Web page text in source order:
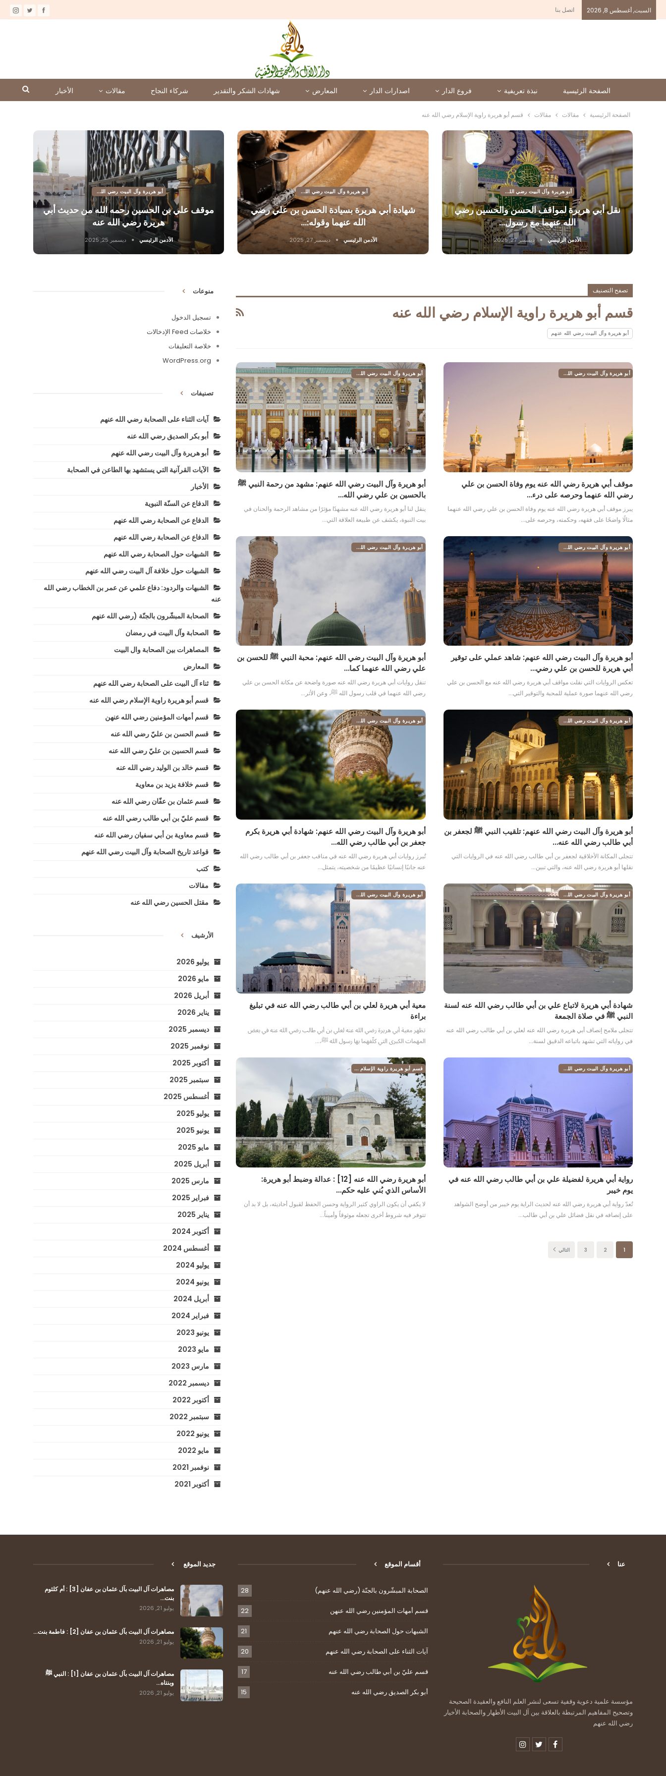
السبت, أغسطس 8, 2026 اتصل بنا
الصفحة الرئيسية نبذة تعريفية فروع الدار اصدارات الدار المعارض شهادات الشكر والتقدير شركاء النجاح مقالات الأخبار
الصفحة الرئيسية مقالات مقالات قسم أبو هريرة راوية الإسلام رضي الله عنه
أبو هريرة وآل البيت رضي الله عنهم
نقل أبي هريرة لمواقف الحسن والحسين رضي
الله عنهما مع رسول…
الآدمن الرئيسي ديسمبر 27, 2025
أبو هريرة وآل البيت رضي الله عنهم
شهادة أبي هريرة بسيادة الحسن بن علي رضي
الله عنهما وقوله:…
الآدمن الرئيسي ديسمبر 27, 2025
أبو هريرة وآل البيت رضي الله عنهم
موقف علي بن الحسين رحمه الله من حديث أبي
هريرة رضي الله عنه
الآدمن الرئيسي ديسمبر 25, 2025
تصفح التصنيف
قسم أبو هريرة راوية الإسلام رضي الله عنه
أبو هريرة وآل البيت رضي الله عنهم
أبو هريرة وآل البيت رضي الله عنهم
موقف أبي هريرة رضي الله عنه يوم وفاة الحسن بن علي
رضي الله عنهما وحرصه على درء…
يبرز موقف أبي هريرة رضي الله عنه يوم وفاة الحسن بن علي رضي الله عنهما
مثالًا واضحًا على فقهه، وحكمته، وحرصه على…
أبو هريرة وآل البيت رضي الله عنهم
أبو هريرة وآل البيت رضي الله عنهم: مشهد من رحمة النبي ﷺ
بالحسين بن علي رضي الله…
ينقل لنا أبو هريرة رضي الله عنه مشهدًا مؤثرًا من مشاهد الرحمة والحنان في
بيت النبوة، يكشف عن طبيعة العلاقة التي…
أبو هريرة وآل البيت رضي الله عنهم
أبو هريرة وآل البيت رضي الله عنهم: شاهد عملي على توقير
أبي هريرة للحسن بن علي رضي…
تعكس الروايات التي نقلت مواقف أبي هريرة رضي الله عنه مع الحسن بن علي
رضي الله عنهما صورة عملية للمحبة والتوقير التي…
أبو هريرة وآل البيت رضي الله عنهم
أبو هريرة وآل البيت رضي الله عنهم: محبة النبي ﷺ للحسن بن
علي رضي الله عنهما كما…
تنقل روايات أبي هريرة رضي الله عنه صورة واضحة عن مكانة الحسن بن علي
رضي الله عنهما في قلب رسول الله ﷺ، وعن الأثر…
أبو هريرة وآل البيت رضي الله عنهم
أبو هريرة وآل البيت رضي الله عنهم: تلقيب النبي ﷺ لجعفر بن
أبي طالب رضي الله عنه…
تتجلى المكانة الأخلاقية لجعفر بن أبي طالب رضي الله عنه في الروايات التي
نقلها أبو هريرة رضي الله عنه، والتي تبين…
أبو هريرة وآل البيت رضي الله عنهم
أبو هريرة وآل البيت رضي الله عنهم: شهادة أبي هريرة بكرم
جعفر بن أبي طالب رضي الله…
تُبرز روايات أبي هريرة رضي الله عنه في مناقب جعفر بن أبي طالب رضي الله
عنه جانبًا إنسانيًا عظيمًا من شخصيته، يتمثل…
أبو هريرة وآل البيت رضي الله عنهم
شهادة أبي هريرة لاتباع علي بن أبي طالب رضي الله عنه لسنة
النبي ﷺ في صلاة الجمعة
تتجلى ملامح إنصاف أبي هريرة رضي الله عنه لعلي بن أبي طالب رضي الله عنه
في رواياته التي تشهد باتباعه الدقيق لسنة…
أبو هريرة وآل البيت رضي الله عنهم
معية أبي هريرة لعلي بن أبي طالب رضي الله عنه في تبليغ
براءة
تظهر معية أبي هريرة رضي الله عنه لعلي بن أبي طالب رضي الله عنه في بعض
المهمات الكبرى التي كلّفهما بها رسول الله ﷺ،…
أبو هريرة وآل البيت رضي الله عنهم
رواية أبي هريرة لفضيلة علي بن أبي طالب رضي الله عنه في
يوم خيبر
تُعدّ رواية أبي هريرة رضي الله عنه لحديث الراية يوم خيبر من أوضح الشواهد
على إنصافه في نقل فضائل علي بن أبي طالب…
قسم أبو هريرة راوية الإسلام رضي الله عنه
أبو هريرة رضي الله عنه [12] : عدالة وضبط أبو هريرة:
الأساس الذي بُني عليه حكم…
لا يكفي أن يكون الراوي كثير الرواية وحسن الحفظ لقبول أحاديثه، بل لا بد أن
تتوفر فيه شروط أخرى تجعله موثوقاً وأميناً…
1
2
3 التالي
منوعات
تسجيل الدخول
خلاصات Feed الإدخالات
خلاصة التعليقات
WordPress.org
تصنيفات
آيات الثناء على الصحابة رضي الله عنهم
أبو بكر الصديق رضي الله عنه
أبو هريرة وآل البيت رضي الله عنهم
الآيات القرآنية التي يستشهد بها الطاعن في الصحابة
الأخبار
الدفاع عن السنّة النبوية
الدفاع عن الصحابة رضي الله عنهم
الدفاع عن الصحابة رضي الله عنهم
الشبهات حول الصحابة رضي الله عنهم
الشبهات حول خلافة آل البيت رضي الله عنهم
الشبهات والردود: دفاع علمي عن عمر بن الخطاب رضي الله
عنه
الصحابة المبشّرون بالجنّة (رضي الله عنهم
الصحابة وآل البيت في رمضان
المصاهرات بين الصحابة وال البيت
المعارض
ثناء آل البيت على الصحابة رضي الله عنهم
قسم أبو هريرة راوية الإسلام رضي الله عنه
قسم أمهات المؤمنين رضي الله عنهن
قسم الحسن بن عليّ رضي الله عنه
قسم الحسين بن عليّ رضي الله عنه
قسم خالد بن الوليد رضي الله عنه
قسم خلافة يزيد بن معاوية
قسم عثمان بن عفّان رضي الله عنه
قسم عليّ بن أبي طالب رضي الله عنه
قسم معاوية بن أبي سفيان رضي الله عنه
قواعد تاريخ الصحابة وآل البيت رضي الله عنهم
كتب
مقالات
مقتل الحسين رضي الله عنه
الأرشيف
يوليو 2026
مايو 2026
أبريل 2026
يناير 2026
ديسمبر 2025
نوفمبر 2025
أكتوبر 2025
سبتمبر 2025
أغسطس 2025
يوليو 2025
يونيو 2025
مايو 2025
أبريل 2025
مارس 2025
فبراير 2025
يناير 2025
أكتوبر 2024
أغسطس 2024
يوليو 2024
يونيو 2024
أبريل 2024
فبراير 2024
يونيو 2023
مايو 2023
مارس 2023
ديسمبر 2022
أكتوبر 2022
سبتمبر 2022
يونيو 2022
مايو 2022
نوفمبر 2021
أكتوبر 2021
عنا
مؤسسة علمية دعوية وقفية تسعى لنشر العلم النافع والعقيدة الصحيحة
وتصحيح المفاهيم المرتبطة بالعلاقة بين آل البيت الأطهار والصحابة الأخيار
رضي الله عنهم
أقسام الموقع
الصحابة المبشّرون بالجنّة (رضي الله عنهم) 28
قسم أمهات المؤمنين رضي الله عنهن 22
الشبهات حول الصحابة رضي الله عنهم 21
آيات الثناء على الصحابة رضي الله عنهم 20
قسم عليّ بن أبي طالب رضي الله عنه 17
أبو بكر الصديق رضي الله عنه 15
جديد الموقع
مصاهرات آل البيت بآل عثمان بن عفان [3] : أم كلثوم
بنت…
يوليو 21, 2026
مصاهرات آل البيت بآل عثمان بن عفان [2] : فاطمة بنت…
يوليو 21, 2026
مصاهرات آل البيت بآل عثمان بن عفان [1] : النبي ﷺ
وبنتاه…
يوليو 21, 2026